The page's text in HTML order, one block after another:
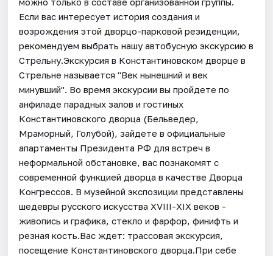
Если вас интересует история создания и
возрождения этой дворцо-парковой резиденции,
рекомендуем выбрать нашу автобусную экскурсию в
Стрельну.Экскурсия в Константиновском дворце в
Стрельне называется "Век нынешний и век
минувший". Во время экскурсии вы пройдете по
анфиладе парадных залов и гостиных
Константиновского дворца (Бельведер,
Мраморный, Голубой), зайдете в официальные
апартаменты Президента РФ для встреч в
неформальной обстановке, вас познакомят с
современной функцией дворца в качестве Дворца
Конгрессов. В музейной экспозиции представлены
шедевры русского искусства XVIII-XIX веков -
живопись и графика, стекло и фарфор, финифть и
резная кость.Вас ждет: трассовая экскурсия,
посещение Константиновского дворца.При себе